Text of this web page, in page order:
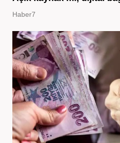
Haber7